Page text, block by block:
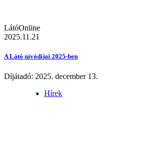
LátóOnline
2025.11.21
A Látó nívódíjai 2025-ben
Díjátadó: 2025. december 13.
Hírek